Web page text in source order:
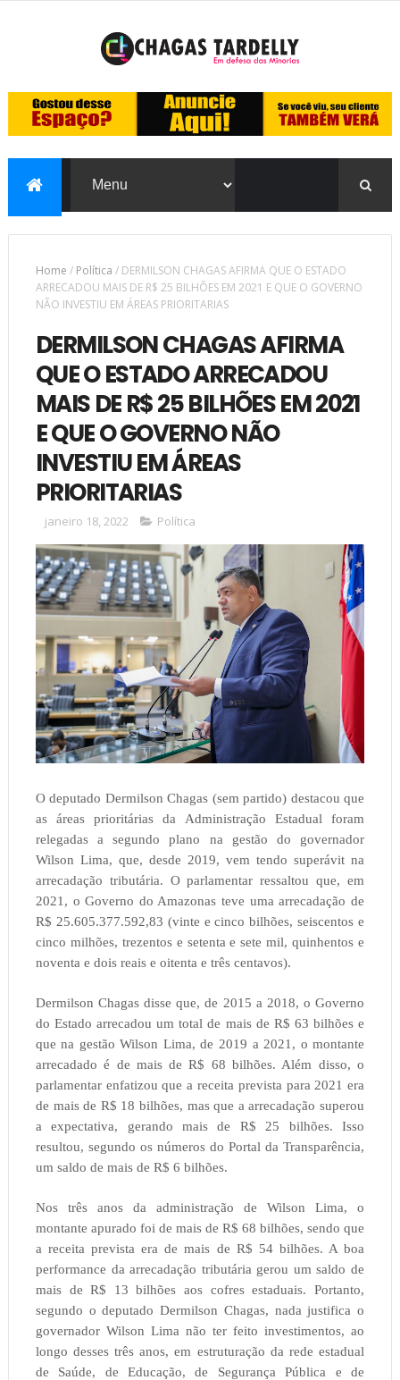
Home / Política / DERMILSON CHAGAS AFIRMA QUE O ESTADO
ARRECADOU MAIS DE R$ 25 BILHÕES EM 2021 E QUE O GOVERNO
NÃO INVESTIU EM ÁREAS PRIORITARIAS
DERMILSON CHAGAS AFIRMA
QUE O ESTADO ARRECADOU
MAIS DE R$ 25 BILHÕES EM 2021
E QUE O GOVERNO NÃO
INVESTIU EM ÁREAS
PRIORITARIAS
janeiro 18, 2022 Política
O deputado Dermilson Chagas (sem partido) destacou que
as áreas prioritárias da Administração Estadual foram
relegadas a segundo plano na gestão do governador
Wilson Lima, que, desde 2019, vem tendo superávit na
arrecadação tributária. O parlamentar ressaltou que, em
2021, o Governo do Amazonas teve uma arrecadação de
R$ 25.605.377.592,83 (vinte e cinco bilhões, seiscentos e
cinco milhões, trezentos e setenta e sete mil, quinhentos e
noventa e dois reais e oitenta e três centavos).
Dermilson Chagas disse que, de 2015 a 2018, o Governo
do Estado arrecadou um total de mais de R$ 63 bilhões e
que na gestão Wilson Lima, de 2019 a 2021, o montante
arrecadado é de mais de R$ 68 bilhões. Além disso, o
parlamentar enfatizou que a receita prevista para 2021 era
de mais de R$ 18 bilhões, mas que a arrecadação superou
a expectativa, gerando mais de R$ 25 bilhões. Isso
resultou, segundo os números do Portal da Transparência,
um saldo de mais de R$ 6 bilhões.
Nos três anos da administração de Wilson Lima, o
montante apurado foi de mais de R$ 68 bilhões, sendo que
a receita prevista era de mais de R$ 54 bilhões. A boa
performance da arrecadação tributária gerou um saldo de
mais de R$ 13 bilhões aos cofres estaduais. Portanto,
segundo o deputado Dermilson Chagas, nada justifica o
governador Wilson Lima não ter feito investimentos, ao
longo desses três anos, em estruturação da rede estadual
de Saúde, de Educação, de Segurança Pública e de